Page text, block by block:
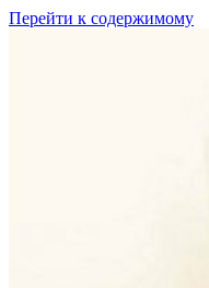
Перейти к содержимому